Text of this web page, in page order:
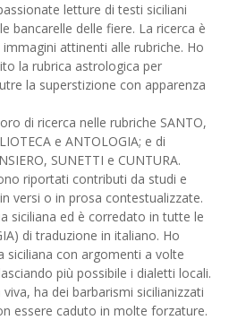
letture di testi siciliani
bancarelle delle fiere. La ricerca è
attinenti alle rubriche. Ho
la rubrica astrologica per
la superstizione con apparenza
di ricerca nelle rubriche SANTO,
e ANTOLOGIA; e di
SUNETTI e CUNTURA.
riportati contributi da studi e
versi o in prosa contestualizzate.
siciliana ed è corredato in tutte le
di traduzione in italiano. Ho
siciliana con argomenti a volte
più possibile i dialetti locali.
ha dei barbarismi sicilianizzati
essere caduto in molte forzature.